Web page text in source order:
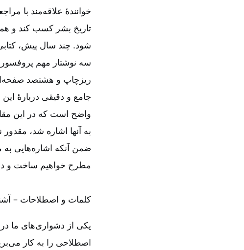
خوانندۀ علاقه‌‌مند با
تاریخ بشر کسب کند و
شود. چند سال پیش،
سه نوشتار مهم پروفسور
ریزچاپ و هشتصد
جامع و دقیقی دربارۀ
واضح است که در این
به آنها اشاره شد،
ضمن آنکه اشاره‌‌هایی به
مطرح خواهیم ساخت و
کلمات و اصطلاحات –
یکی از دشواری‌‌های ما
اصطلاحی را به کار